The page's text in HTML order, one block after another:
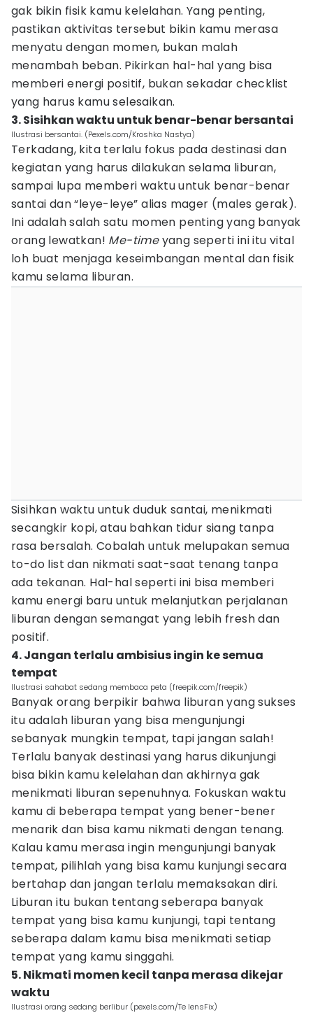
gak bikin fisik kamu kelelahan. Yang penting,
pastikan aktivitas tersebut bikin kamu merasa
menyatu dengan momen, bukan malah
menambah beban. Pikirkan hal-hal yang bisa
memberi energi positif, bukan sekadar checklist
yang harus kamu selesaikan.
3. Sisihkan waktu untuk benar-benar bersantai
Ilustrasi bersantai. (Pexels.com/Kroshka Nastya)
Terkadang, kita terlalu fokus pada destinasi dan
kegiatan yang harus dilakukan selama liburan,
sampai lupa memberi waktu untuk benar-benar
santai dan “leye-leye” alias mager (males gerak).
Ini adalah salah satu momen penting yang banyak
orang lewatkan! Me-timeyang seperti ini itu vital
loh buat menjaga keseimbangan mental dan fisik
kamu selama liburan.
Sisihkan waktu untuk duduk santai, menikmati
secangkir kopi, atau bahkan tidur siang tanpa
rasa bersalah. Cobalah untuk melupakan semua
to-do list dan nikmati saat-saat tenang tanpa
ada tekanan. Hal-hal seperti ini bisa memberi
kamu energi baru untuk melanjutkan perjalanan
liburan dengan semangat yang lebih fresh dan
positif.
4. Jangan terlalu ambisius ingin ke semua
tempat
Ilustrasi sahabat sedang membaca peta (freepik.com/freepik)
Banyak orang berpikir bahwa liburan yang sukses
itu adalah liburan yang bisa mengunjungi
sebanyak mungkin tempat, tapi jangan salah!
Terlalu banyak destinasi yang harus dikunjungi
bisa bikin kamu kelelahan dan akhirnya gak
menikmati liburan sepenuhnya. Fokuskan waktu
kamu di beberapa tempat yang bener-bener
menarik dan bisa kamu nikmati dengan tenang.
Kalau kamu merasa ingin mengunjungi banyak
tempat, pilihlah yang bisa kamu kunjungi secara
bertahap dan jangan terlalu memaksakan diri.
Liburan itu bukan tentang seberapa banyak
tempat yang bisa kamu kunjungi, tapi tentang
seberapa dalam kamu bisa menikmati setiap
tempat yang kamu singgahi.
5. Nikmati momen kecil tanpa merasa dikejar
waktu
Ilustrasi orang sedang berlibur (pexels.com/Te lensFix)